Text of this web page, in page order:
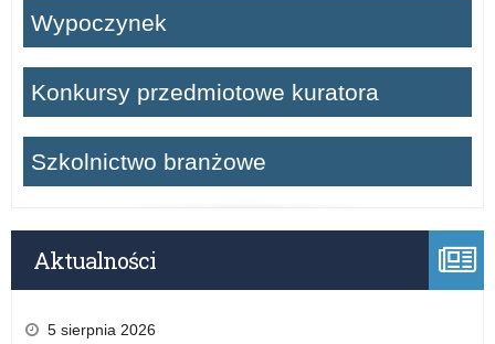
Wypoczynek
Konkursy przedmiotowe kuratora
Szkolnictwo branżowe
Aktualności
5 sierpnia 2026